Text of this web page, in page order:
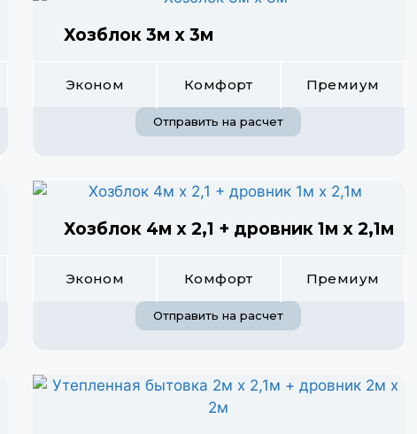
Хозблок 3м х 3м
Эконом Комфорт Премиум
Отправить на расчет
Хозблок 4м х 2,1 + дровник 1м х 2,1м
Эконом Комфорт Премиум
Отправить на расчет